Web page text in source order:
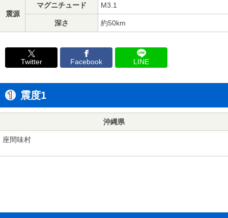
震源
マグニチュード M3.1
深さ 約50km
Twitter Facebook LINE
震度1
沖縄県
座間味村